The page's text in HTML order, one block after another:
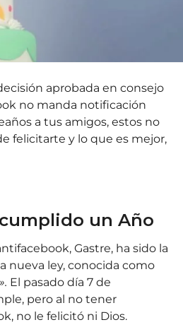
aprobada en consejo
no manda notificación
a tus amigos, estos no
felicitarte y lo que es mejor,
un Año
Gastre, ha sido la
nueva ley, conocida como
El pasado día 7 de
pero al no tener
no le felicitó ni Dios.